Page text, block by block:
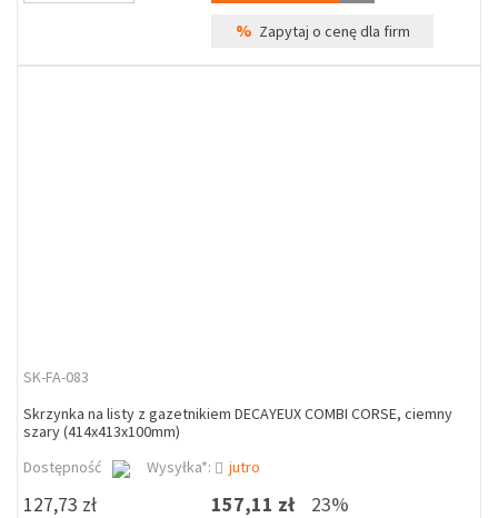
% Zapytaj o cenę dla firm
SK-FA-083
Skrzynka na listy z gazetnikiem DECAYEUX COMBI CORSE, ciemny
szary (414x413x100mm)
Dostępność
Wysyłka*: jutro
127,73 zł 157,11 zł 23%